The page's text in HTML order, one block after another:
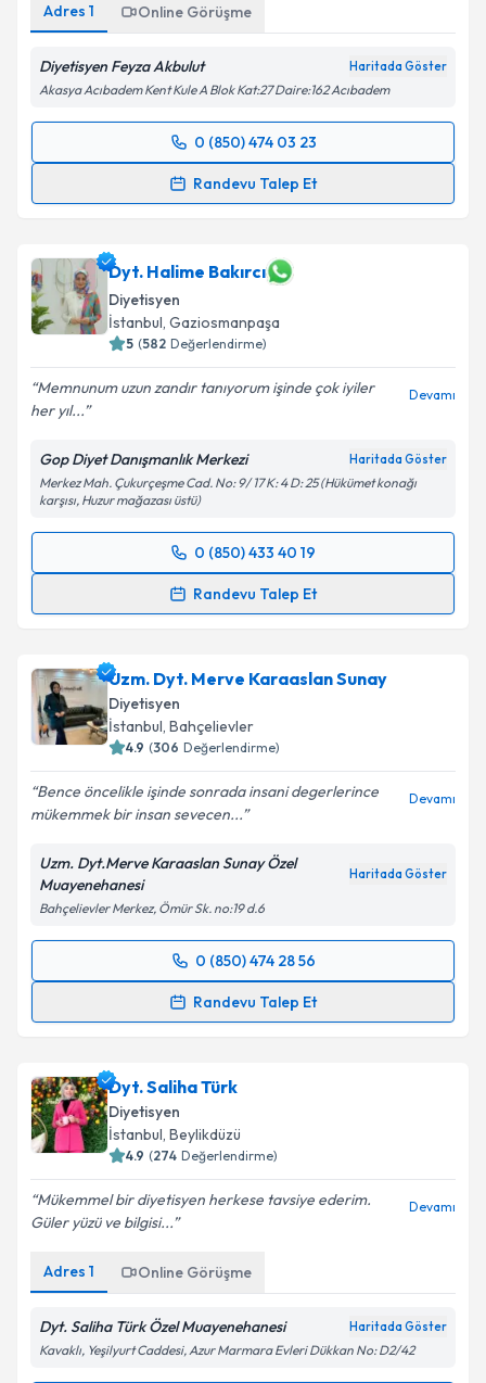
Metni'ni okudum ve kişisel verilerimin belirtilen
kapsamda işlenmesini kabul ediyorum.
Takvim Talebini Gönder
Adres 1 Online Görüşme
Diyetisyen Feyza Akbulut
Akasya Acıbadem Kent Kule A Blok Kat:27 Daire:162 Acıbadem
0 (850) 474 03 23
Randevu Talep Et
Randevu Takvimi Talebi
oluşturun. Size bu uzmandan randevu almanız için bir
takvim hazırlandığında e-posta ile bilgilendireceğiz.
E-posta Adresiniz
Metni'ni okudum ve kişisel verilerimin belirtilen
kapsamda işlenmesini kabul ediyorum.
Takvim Talebini Gönder
Dyt. Halime Bakırcı
Diyetisyen
İstanbul, Gaziosmanpaşa
( Değerlendirme)
Memnunum uzun zandır tanıyorum işinde çok iyiler
her yıl...
Gop Diyet Danışmanlık Merkezi
Merkez Mah. Çukurçeşme Cad. No: 9/ 17 K: 4 D: 25 (Hükümet konağı
karşısı, Huzur mağazası üstü)
0 (850) 433 40 19
Randevu Talep Et
Randevu Takvimi Talebi
oluşturun. Size bu uzmandan randevu almanız için bir
takvim hazırlandığında e-posta ile bilgilendireceğiz.
E-posta Adresiniz
Metni'ni okudum ve kişisel verilerimin belirtilen
kapsamda işlenmesini kabul ediyorum.
Takvim Talebini Gönder
Uzm. Dyt. Merve Karaaslan Sunay
Diyetisyen
İstanbul, Bahçelievler
( Değerlendirme)
Bence öncelikle işinde sonrada insani degerlerince
mükemmek bir insan sevecen...
Uzm. Dyt.Merve Karaaslan Sunay Özel
Muayenehanesi
Bahçelievler Merkez, Ömür Sk. no:19 d.6
0 (850) 474 28 56
Randevu Talep Et
Randevu Takvimi Talebi
takvimi talebi oluşturun. Size bu uzmandan randevu
almanız için bir takvim hazırlandığında e-posta ile
bilgilendireceğiz.
E-posta Adresiniz
Kişisel verilerimin işlenmesine ilişkin
Metni'ni okudum ve kişisel verilerimin belirtilen
kapsamda işlenmesini kabul ediyorum.
Dyt. Saliha Türk
Diyetisyen
İstanbul, Beylikdüzü
( Değerlendirme)
Mükemmel bir diyetisyen herkese tavsiye ederim.
Güler yüzü ve bilgisi...
Adres 1 Online Görüşme
Dyt. Saliha Türk Özel Muayenehanesi
Kavaklı, Yeşilyurt Caddesi, Azur Marmara Evleri Dükkan No: D2/42